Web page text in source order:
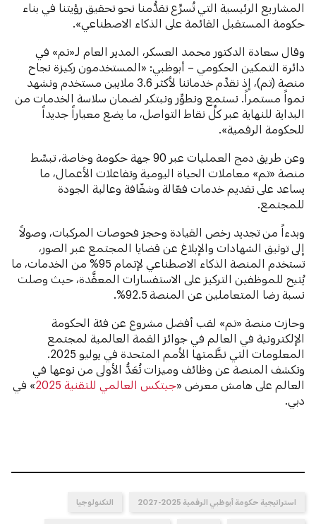
المشاريع الرئيسية التي تُسرِّع تقدُّمنا نحو تحقيق رؤيتنا في بناء
حكومة المستقبل القائمة على الذكاء الاصطناعي».
وقال سعادة الدكتور محمد العسكر، المدير العام لـ«تم» في
دائرة التمكين الحكومي – أبوظبي: «المستخدمون ركيزة نجاح
منصة (تم)، إذ نقدِّم خدماتنا لأكثر 3.6 ملايين مستخدم ونشهد
نمواً مستمراً. نستمع ونطوِّر ونبتكر لضمان سلاسة الخدمات من
البداية للنهاية عبر كلِّ نقاط التواصل، ما يضع معياراً جديداً
للحكومة الرقمية».
وعن طريق دمج العمليات عبر 90 جهة حكومة وخاصة، تبسِّط
منصة «تم» معاملات الحياة اليومية وتفاعلات الأعمال، ما
يساعد على تقديم خدمات فعّالة وشفّافة وعالية الجودة
للمجتمع.
وبدءاً من تجديد رخص القيادة وحجز فحوصات المركبات، وصولاً
إلى توثيق الشهادات والإبلاغ عن قضايا المجتمع عبر الصور،
تستخدم المنصة الذكاء الاصطناعي لإتمام 95% من الخدمات، ما
يُتيح للموظفين التركيز على الاستفسارات المعقَّدة، حيث وصلت
نسبة رضا المتعاملين عن المنصة 92.5%.
وحازت منصة «تم» لقب أفضل مشروع عن فئة الحكومة
الإلكترونية في العالم في جوائز القمة العالمية لمجتمع
المعلومات التي نظَّمتها الأمم المتحدة في يوليو 2025.
وتكشف المنصة عن وظائف وميزات تُعَدُّ الأولى من نوعها في
العالم على هامش معرض «جيتكس العالمي للتقنية 2025
» في
دبي.
استراتيجية حكومة أبوظبي الرقمية 2025-2027 التكنولوجيا